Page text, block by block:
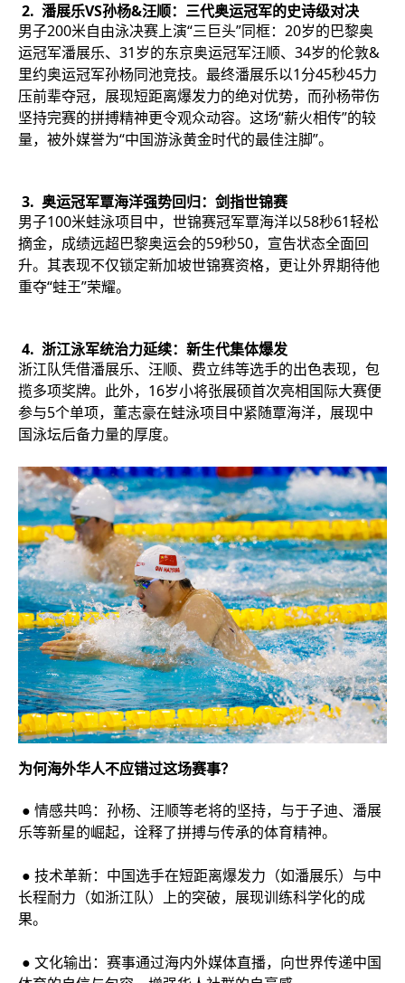
2. 潘展乐VS孙杨&汪顺：三代奥运冠军的史诗级对决
男子200米自由泳决赛上演“三巨头”同框：20岁的巴黎奥
运冠军潘展乐、31岁的东京奥运冠军汪顺、34岁的伦敦&
里约奥运冠军孙杨同池竞技。最终潘展乐以1分45秒45力
压前辈夺冠，展现短距离爆发力的绝对优势，而孙杨带伤
坚持完赛的拼搏精神更令观众动容。这场“薪火相传”的较
量，被外媒誉为“中国游泳黄金时代的最佳注脚”。
3. 奥运冠军覃海洋强势回归：剑指世锦赛
男子100米蛙泳项目中，世锦赛冠军覃海洋以58秒61轻松
摘金，成绩远超巴黎奥运会的59秒50，宣告状态全面回
升。其表现不仅锁定新加坡世锦赛资格，更让外界期待他
重夺“蛙王”荣耀。
4. 浙江泳军统治力延续：新生代集体爆发
浙江队凭借潘展乐、汪顺、费立纬等选手的出色表现，包
揽多项奖牌。此外，16岁小将张展硕首次亮相国际大赛便
参与5个单项，董志豪在蛙泳项目中紧随覃海洋，展现中
国泳坛后备力量的厚度。
为何海外华人不应错过这场赛事？
● 情感共鸣：孙杨、汪顺等老将的坚持，与于子迪、潘展
乐等新星的崛起，诠释了拼搏与传承的体育精神。
● 技术革新：中国选手在短距离爆发力（如潘展乐）与中
长程耐力（如浙江队）上的突破，展现训练科学化的成
果。
● 文化输出：赛事通过海内外媒体直播，向世界传递中国